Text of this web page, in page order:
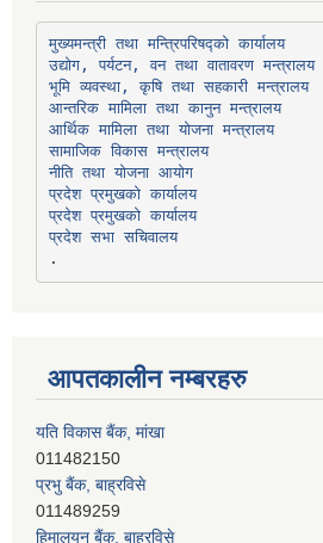
मुख्यमन्त्री तथा मन्त्रिपरिषद्को कार्यालय
उद्योग, पर्यटन, वन तथा वातावरण मन्त्रालय
भूमि व्यवस्था, कृषि तथा सहकारी मन्त्रालय
आन्तरिक मामिला तथा कानुन मन्त्रालय
आर्थिक मामिला तथा योजना मन्त्रालय
सामाजिक विकास मन्त्रालय
नीति तथा योजना आयोग
प्रदेश प्रमुखको कार्यालय
प्रदेश प्रमुखको कार्यालय
प्रदेश सभा सचिवालय
आपतकालीन नम्बरहरु
यति विकास बैंक, मांखा
प्रभु बैंक, बाह्रविसे
011489259
हिमालयन बैंक, बाह्रविसे
011489290
लक्ष्मी बैंक, चाैतारा